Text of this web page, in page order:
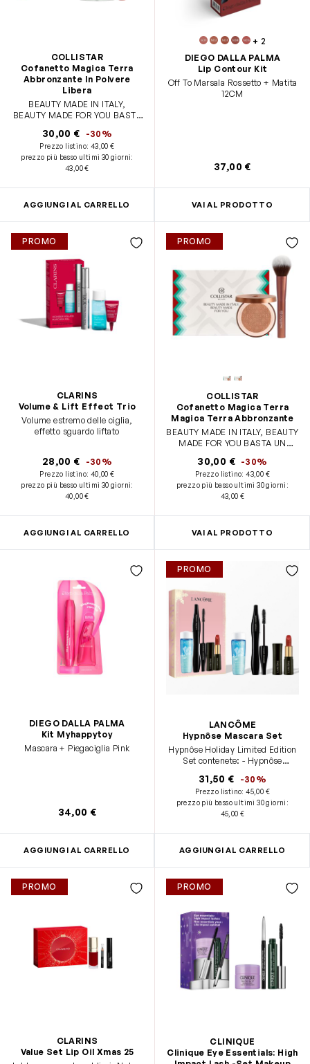
COLLISTAR
Cofanetto Magica Terra
Abbronzante In Polvere
Libera
BEAUTY MADE IN ITALY,
BEAUTY MADE FOR YOU BASTA
DORATO E RADIOSO grazie a: •
Magica Terra Abbronzante In
Polvere Libera 10 gr • Pennello
Professionale
30,00 € -30%
Prezzo listino: 43,00 €
prezzo più basso ultimi 30 giorni:
43,00 €
AGGIUNGI AL CARRELLO
+ 2
DIEGO DALLA PALMA
Lip Contour Kit
Off To Marsala Rossetto + Matita
12CM
37,00 €
VAI AL PRODOTTO
PROMO
CLARINS
Volume & Lift Effect Trio
Volume estremo delle ciglia,
effetto sguardo liftato
28,00 € -30%
Prezzo listino: 40,00 €
prezzo più basso ultimi 30 giorni:
40,00 €
AGGIUNGI AL CARRELLO
PROMO
COLLISTAR
Cofanetto Magica Terra
Magica Terra Abbronzante
BEAUTY MADE IN ITALY, BEAUTY
MADE FOR YOU BASTA UN
DORATO E RADIOSO grazie a: •
Magica Terra Abbronzante 09 -
Cristalli di Sole 9 gr • Pennello
Professionale
30,00 € -30%
Prezzo listino:43,00 €
prezzo più basso ultimi 30 giorni :
43,00 €
VAI AL PRODOTTO
DIEGO DALLA PALMA
Kit Myhappytoy
Mascara + Piegaciglia Pink
34,00 €
AGGIUNGI AL CARRELLO
PROMO
LANCÔME
Hypnôse Mascara Set
Hypnôse Holiday Limited Edition
Set contenete: - Hypnôse
(8ml) - Bi Facil eye 30ml -
formato viaggio (30ml) - Mini
absolue rouge cream 196 -
formato viaggio
31,50 € -30%
Prezzo listino:45,00 €
prezzo più basso ultimi 30 giorni :
45,00 €
AGGIUNGI AL CARRELLO
PROMO
CLARINS
Value Set Lip Oil Xmas 25
PROMO
CLINIQUE
Clinique Eye Essentials: High